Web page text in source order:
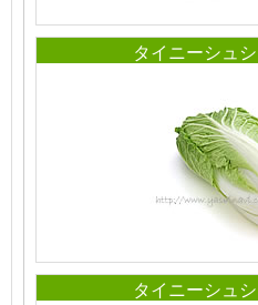
タイニーシュ
タイニーシュ